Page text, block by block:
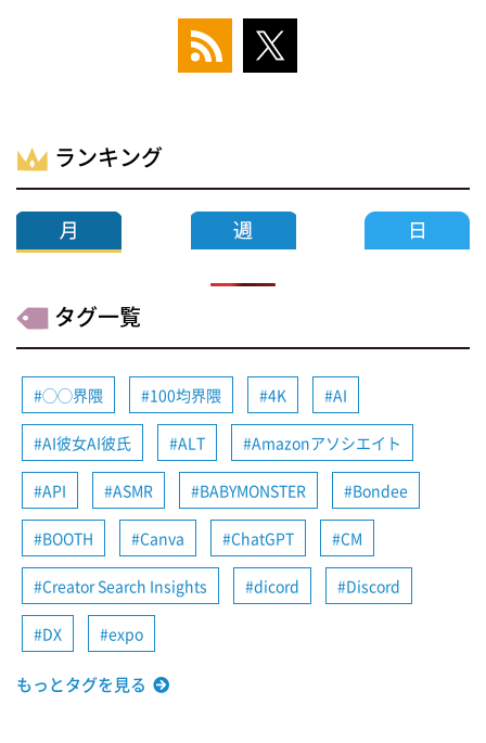
ランキング
タグ一覧
◯◯界隈 100均界隈 4K AI
AI彼女AI彼氏 ALT Amazonアソシエイト
API ASMR BABYMONSTER Bondee
BOOTH Canva ChatGPT CM
Creator Search Insights dicord Discord
DX expo
もっとタグを見る